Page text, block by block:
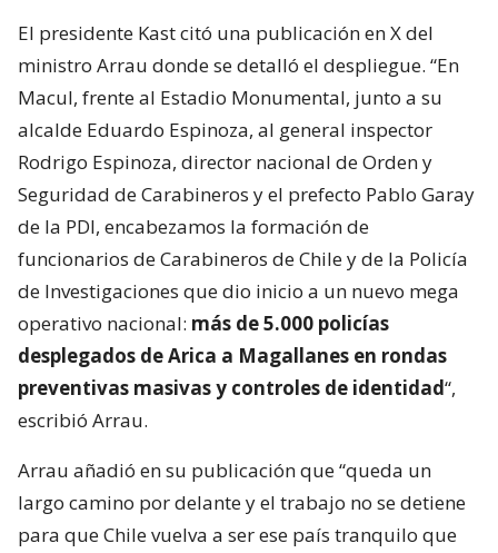
El presidente Kast citó una publicación en X del
ministro Arrau donde se detalló el despliegue. “En
Macul, frente al Estadio Monumental, junto a su
alcalde Eduardo Espinoza, al general inspector
Rodrigo Espinoza, director nacional de Orden y
Seguridad de Carabineros y el prefecto Pablo Garay
de la PDI, encabezamos la formación de
funcionarios de Carabineros de Chile y de la Policía
de Investigaciones que dio inicio a un nuevo mega
operativo nacional: más de 5.000 policías
desplegados de Arica a Magallanes en rondas
preventivas masivas y controles de identidad“,
escribió Arrau.
Arrau añadió en su publicación que “queda un
largo camino por delante y el trabajo no se detiene
para que Chile vuelva a ser ese país tranquilo que